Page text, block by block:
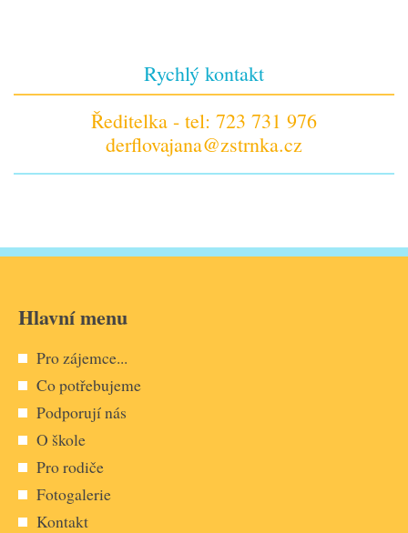
Rychlý kontakt
Ředitelka - tel: 723 731 976
derflovajana@zstrnka.cz
Hlavní menu
Pro zájemce...
Co potřebujeme
Podporují nás
O škole
Pro rodiče
Fotogalerie
Kontakt